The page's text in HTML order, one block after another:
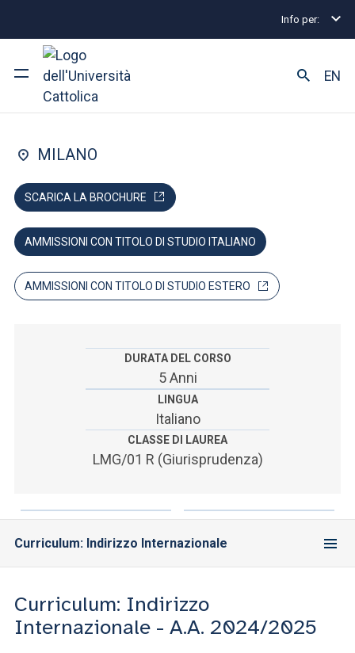
Info per:
Ricerca
Facoltà e campus
ACCEDI ALLA MAIL ICATT
SEI UN DOCENTE O UN MEMBRO DELLO STAFF
ACCEDI A CLOUDMAIL
EN
FACOLTÀ DI: GIURISPRUDENZA
Giurisprudenza
MILANO
SCARICA LA BROCHURE
AMMISSIONI CON TITOLO DI STUDIO ITALIANO
AMMISSIONI CON TITOLO DI STUDIO ESTERO
DURATA DEL CORSO
5 Anni
LINGUA
Italiano
CLASSE DI LAUREA
LMG/01 R (Giurisprudenza)
Curriculum: Indirizzo Internazionale
Curriculum: Indirizzo
Internazionale - A.A. 2024/2025